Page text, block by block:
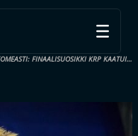
WESTEND INDIANS ALOITTI KOMEASTI: FINAALISUOSIKKI KRP KAATUI KOTIKENTÄLLÄÄN